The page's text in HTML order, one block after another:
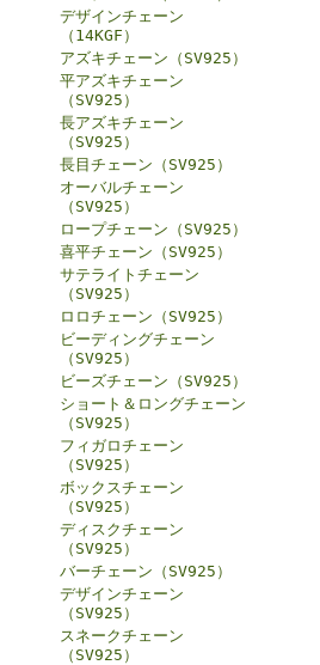
デザインチェーン
（14KGF）
アズキチェーン（SV925）
平アズキチェーン
（SV925）
長アズキチェーン
（SV925）
長目チェーン（SV925）
オーバルチェーン
（SV925）
ロープチェーン（SV925）
喜平チェーン（SV925）
サテライトチェーン
（SV925）
ロロチェーン（SV925）
ビーディングチェーン
（SV925）
ビーズチェーン（SV925）
ショート＆ロングチェーン
（SV925）
フィガロチェーン
（SV925）
ボックスチェーン
（SV925）
ディスクチェーン
（SV925）
バーチェーン（SV925）
デザインチェーン
（SV925）
スネークチェーン
（SV925）